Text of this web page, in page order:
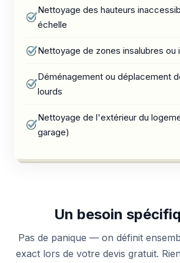
Nettoyage des hauteurs
échelle
Nettoyage de zones insalubres ou
Déménagement ou déplacement
lourds
Nettoyage de l'extérieur du
garage)
Un besoin
Pas de panique — on définit
exact lors de votre devis gratuit.